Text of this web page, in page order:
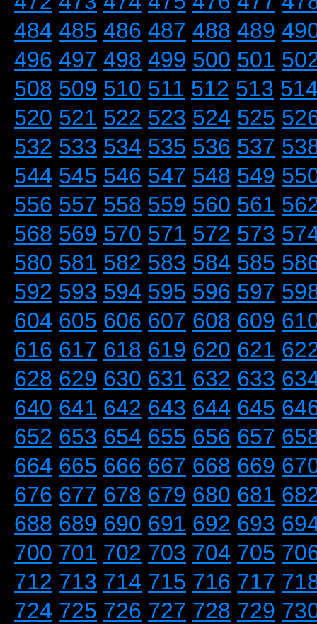
484 485 486 487 488 489
496 497 498 499 500 501
508 509 510 511 512 513
520 521 522 523 524 525
532 533 534 535 536 537
544 545 546 547 548 549
556 557 558 559 560 561
568 569 570 571 572 573
580 581 582 583 584 585
592 593 594 595 596 597
604 605 606 607 608 609
616 617 618 619 620 621
628 629 630 631 632 633
640 641 642 643 644 645
652 653 654 655 656 657
664 665 666 667 668 669
676 677 678 679 680 681
688 689 690 691 692 693
700 701 702 703 704 705
712 713 714 715 716 717
724 725 726 727 728 729